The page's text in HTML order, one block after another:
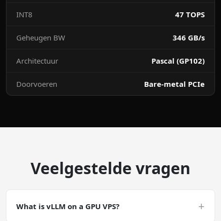
INT8 47 TOPS
Geheugen BW 346 GB/s
Architectuur Pascal (GP102)
Doorvoeren Bare-metal PCIe
Veelgestelde vragen
What is vLLM on a GPU VPS? +